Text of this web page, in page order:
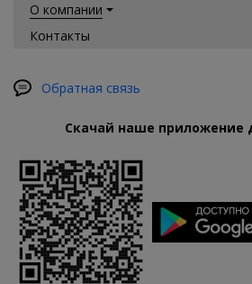
О компании
Контакты
Обратная связь
Скачай наше приложение